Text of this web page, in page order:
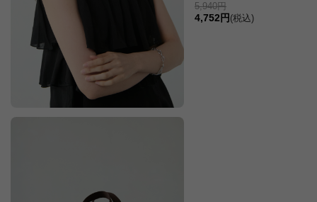
5,940円
4,752円 (税込)